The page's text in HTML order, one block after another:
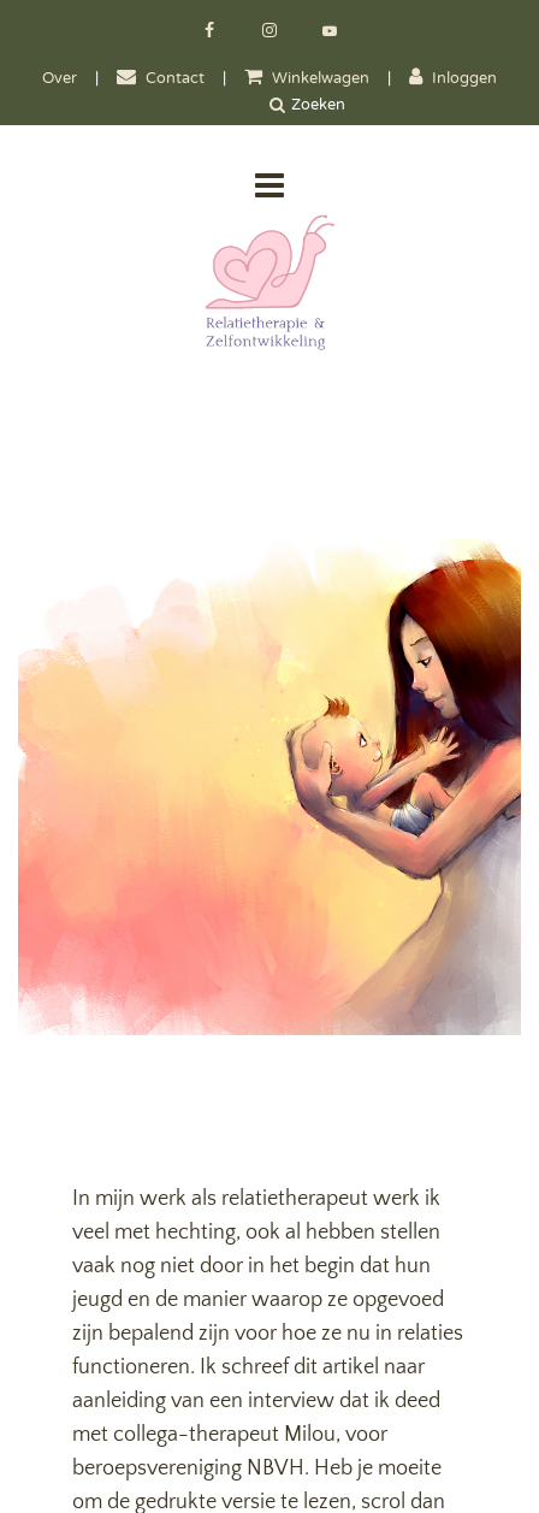
Over | Contact | Winkelwagen | Inloggen
In mijn werk als relatietherapeut werk ik
veel met hechting, ook al hebben stellen
vaak nog niet door in het begin dat hun
jeugd en de manier waarop ze opgevoed
zijn bepalend zijn voor hoe ze nu in relaties
functioneren. Ik schreef dit artikel naar
aanleiding van een interview dat ik deed
met collega-therapeut Milou, voor
beroepsvereniging NBVH. Heb je moeite
om de gedrukte versie te lezen, scrol dan